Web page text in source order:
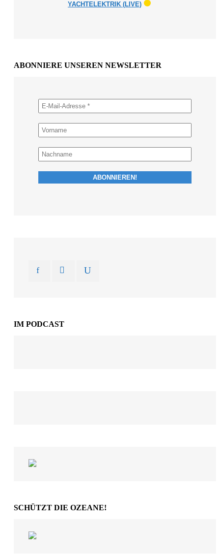
YACHTELEKTRIK (LIVE)
ABONNIERE UNSEREN NEWSLETTER
IM PODCAST
SCHÜTZT DIE OZEANE!